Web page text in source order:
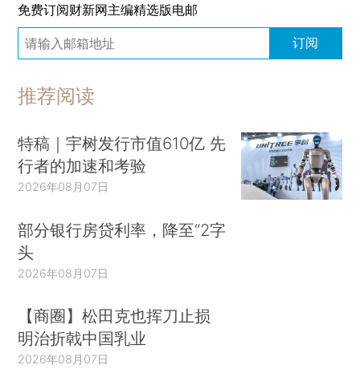
免费订阅财新网主编精选版电邮
订阅
推荐阅读
特稿｜宇树发行市值610亿 先
行者的加速和考验
2026年08月07日
部分银行房贷利率，降至“2字
头
2026年08月07日
【商圈】松田克也挥刀止损
明治折戟中国乳业
2026年08月07日